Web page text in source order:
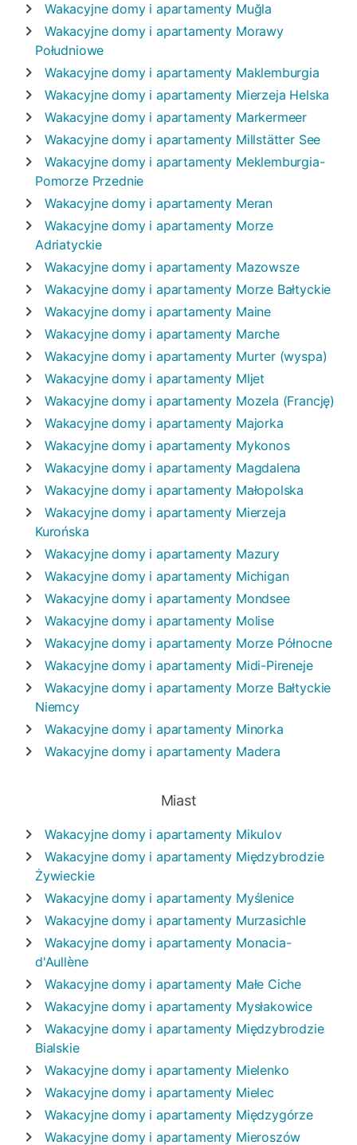
Wakacyjne domy i apartamenty Muğla
Wakacyjne domy i apartamenty Morawy
Południowe
Wakacyjne domy i apartamenty Maklemburgia
Wakacyjne domy i apartamenty Mierzeja Helska
Wakacyjne domy i apartamenty Markermeer
Wakacyjne domy i apartamenty Millstätter See
Wakacyjne domy i apartamenty Meklemburgia-
Pomorze Przednie
Wakacyjne domy i apartamenty Meran
Wakacyjne domy i apartamenty Morze
Adriatyckie
Wakacyjne domy i apartamenty Mazowsze
Wakacyjne domy i apartamenty Morze Bałtyckie
Wakacyjne domy i apartamenty Maine
Wakacyjne domy i apartamenty Marche
Wakacyjne domy i apartamenty Murter (wyspa)
Wakacyjne domy i apartamenty Mljet
Wakacyjne domy i apartamenty Mozela (Francję)
Wakacyjne domy i apartamenty Majorka
Wakacyjne domy i apartamenty Mykonos
Wakacyjne domy i apartamenty Magdalena
Wakacyjne domy i apartamenty Małopolska
Wakacyjne domy i apartamenty Mierzeja
Kurońska
Wakacyjne domy i apartamenty Mazury
Wakacyjne domy i apartamenty Michigan
Wakacyjne domy i apartamenty Mondsee
Wakacyjne domy i apartamenty Molise
Wakacyjne domy i apartamenty Morze Północne
Wakacyjne domy i apartamenty Midi-Pireneje
Wakacyjne domy i apartamenty Morze Bałtyckie
Niemcy
Wakacyjne domy i apartamenty Minorka
Wakacyjne domy i apartamenty Madera
Miast
Wakacyjne domy i apartamenty Mikulov
Wakacyjne domy i apartamenty Międzybrodzie
Żywieckie
Wakacyjne domy i apartamenty Myślenice
Wakacyjne domy i apartamenty Murzasichle
Wakacyjne domy i apartamenty Monacia-
d'Aullène
Wakacyjne domy i apartamenty Małe Ciche
Wakacyjne domy i apartamenty Mysłakowice
Wakacyjne domy i apartamenty Międzybrodzie
Bialskie
Wakacyjne domy i apartamenty Mielenko
Wakacyjne domy i apartamenty Mielec
Wakacyjne domy i apartamenty Międzygórze
Wakacyjne domy i apartamenty Mieroszów